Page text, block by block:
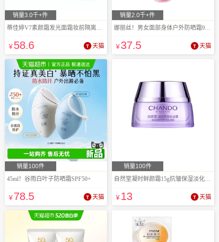
销量3.0千+件
蒂佳婷V7素颜霜发光面霜妆前隔离乳50ml
¥58.6 天猫
销量2.0千+件
娜丽丝！男女面部身体户外防晒霜90g*2瓶
¥37.5 天猫
销量100件
45ml！谷雨白叶子防晒霜SPF50+
¥78.5 天猫
销量100件
自然堂凝时鲜颜霜15g抗皱保湿淡化细纹
¥13 天猫